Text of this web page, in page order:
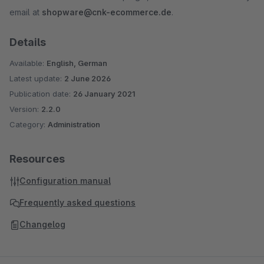
email at shopware@cnk-ecommerce.de.
Details
Available: English, German
Latest update: 2 June 2026
Publication date: 26 January 2021
Version: 2.2.0
Category: Administration
Resources
Configuration manual
Frequently asked questions
Changelog